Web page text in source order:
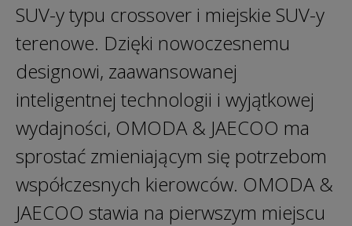
SUV-y typu crossover i miejskie SUV-y
terenowe. Dzięki nowoczesnemu
designowi, zaawansowanej
inteligentnej technologii i wyjątkowej
wydajności, OMODA & JAECOO ma
sprostać zmieniającym się potrzebom
współczesnych kierowców. OMODA &
JAECOO stawia na pierwszym miejscu